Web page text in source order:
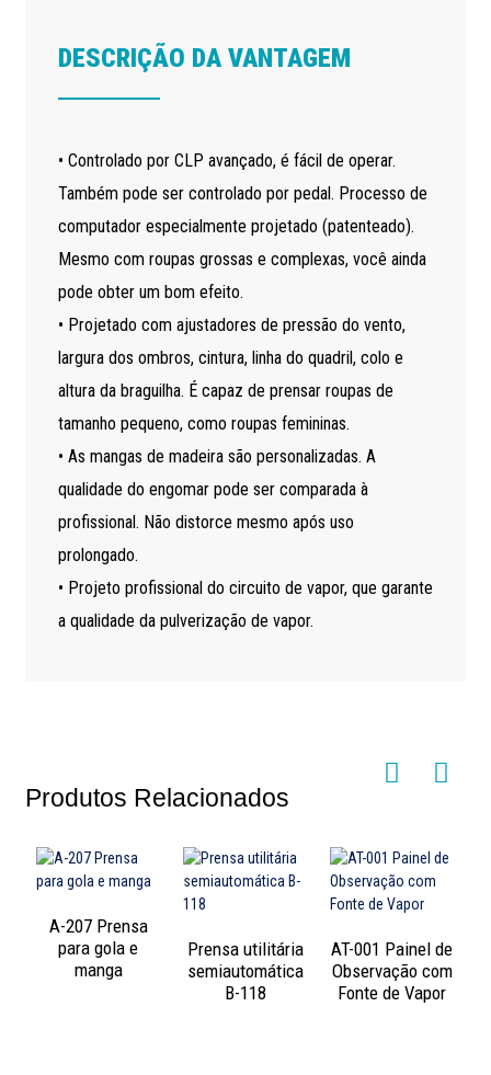
DESCRIÇÃO DA VANTAGEM
• Controlado por CLP avançado, é fácil de operar.
Também pode ser controlado por pedal. Processo de
computador especialmente projetado (patenteado).
Mesmo com roupas grossas e complexas, você ainda
pode obter um bom efeito.
• Projetado com ajustadores de pressão do vento,
largura dos ombros, cintura, linha do quadril, colo e
altura da braguilha. É capaz de prensar roupas de
tamanho pequeno, como roupas femininas.
• As mangas de madeira são personalizadas. A
qualidade do engomar pode ser comparada à
profissional. Não distorce mesmo após uso
prolongado.
• Projeto profissional do circuito de vapor, que garante
a qualidade da pulverização de vapor.
Produtos Relacionados
A-207 Prensa
para gola e
manga
Prensa utilitária
semiautomática
B-118
AT-001 Painel de
Observação com
Fonte de Vapor